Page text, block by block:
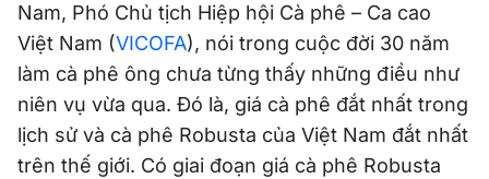
Nam, Phó Chủ tịch Hiệp hội Cà phê – Ca cao
Việt Nam (VICOFA), nói trong cuộc đời 30 năm
làm cà phê ông chưa từng thấy những điều như
niên vụ vừa qua. Đó là, giá cà phê đắt nhất trong
lịch sử và cà phê Robusta của Việt Nam đắt nhất
trên thế giới. Có giai đoạn giá cà phê Robusta